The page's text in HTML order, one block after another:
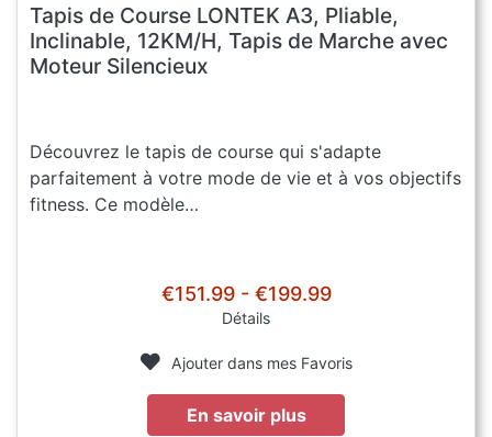
Tapis de Course LONTEK A3, Pliable,
Inclinable, 12KM/H, Tapis de Marche avec
Moteur Silencieux
Découvrez le tapis de course qui s'adapte
parfaitement à votre mode de vie et à vos objectifs
fitness. Ce modèle…
€151.99 - €199.99
Détails
Ajouter dans mes Favoris
En savoir plus